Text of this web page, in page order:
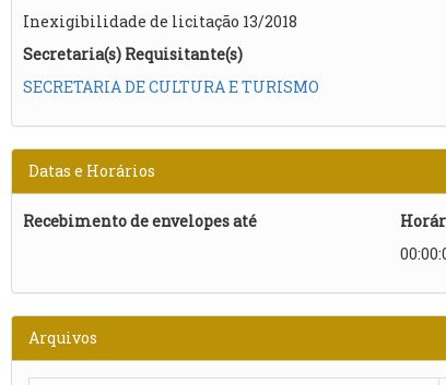
Inexigibilidade de licitação 13/2018
Secretaria(s) Requisitante(s)
SECRETARIA DE CULTURA E TURISMO
Datas e Horários
Recebimento de envelopes até
Arquivos